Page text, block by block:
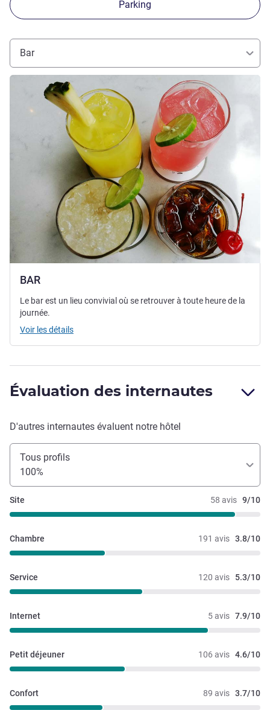
Parking
Bar
BAR
Voir les détails
Le bar est un lieu convivial où se retrouver à toute heure de la
journée.
Voir les détails
Évaluation des internautes
D'autres internautes évaluent notre hôtel
Tous profils
100%
58 avis 9/10
Site
191 avis 3.8/10
Chambre
120 avis 5.3/10
Service
5 avis 7.9/10
Internet
106 avis 4.6/10
Petit déjeuner
89 avis 3.7/10
Confort